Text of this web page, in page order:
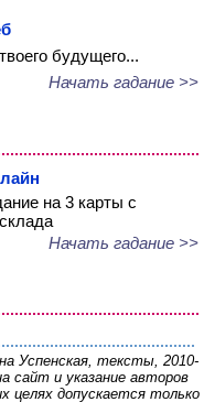
будущего...
Начать гадание >>
на 3 карты с
Начать гадание >>
Успенская, тексты, 2010-
сайт и указание авторов
целях допускается только